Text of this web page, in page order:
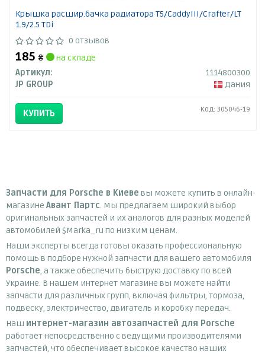
Крышка расшир.бачка радиатора T5/CaddyIII/Crafter/LT
1.9/2.5 TDi
0 отзывов
185 ₴
на складе
Артикул:
1114800300
JP GROUP
Дания
КУПИТЬ Код: 305046-19
Запчасти для Porsche в Киеве вы можете купить в онлайн-
магазине Авант Партс. Мы предлагаем широкий выбор
оригинальных запчастей и их аналогов для разных моделей
автомобилей $Marka_ru по низким ценам.
Наши эксперты всегда готовы оказать профессиональную
помощь в подборе нужной запчасти для вашего автомобиля
Porsche, а также обеспечить быструю доставку по всей
Украине. В нашем интернет магазине вы можете найти
запчасти для различных групп, включая фильтры, тормоза,
подвеску, электричество, двигатель и коробку передач.
Наш интернет-магазин автозапчастей для Porsche
работает непосредственно с ведущими производителями
запчастей, что обеспечивает высокое качество наших